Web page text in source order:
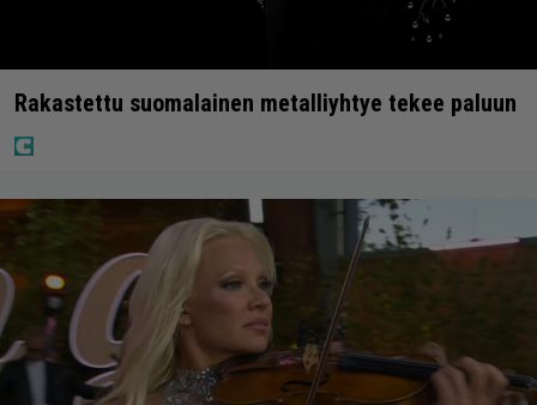
Rakastettu suomalainen metalliyhtye tekee paluun